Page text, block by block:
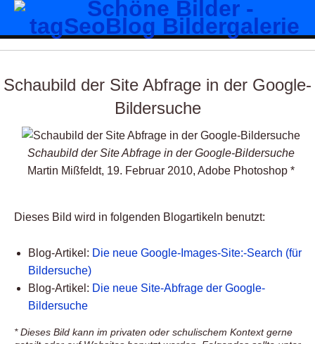
Schaubild der Site Abfrage in der Google-
Bildersuche
Schaubild der Site Abfrage in der Google-Bildersuche
Martin Mißfeldt, 19. Februar 2010, Adobe Photoshop *
Dieses Bild wird in folgenden Blogartikeln benutzt:
Blog-Artikel: Die neue Google-Images-Site:-Search (für
Bildersuche)
Blog-Artikel: Die neue Site-Abfrage der Google-
Bildersuche
* Dieses Bild kann im privaten oder schulischem Kontext gerne